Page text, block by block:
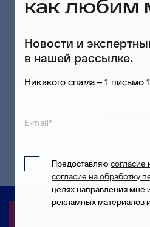
дайджест
Предоставляю согласие
персональных данных
Будущее
как любим
Новости и
в нашей рассылке.
Никакого спама – 1 письмо
E-mail*
Предоставляю
согласие на обработку
целях направления
рекламных материалов